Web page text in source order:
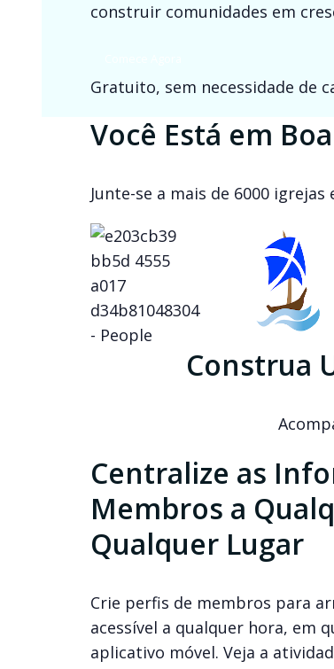
construir comunidades em
Gratuito, sem necessidade de
Você Está em
Junte-se a mais de 6000
Construa
Centralize as
Membros a
Qualquer Lugar
Crie perfis de membros para
acessível a qualquer hora, em
aplicativo móvel. Veja a